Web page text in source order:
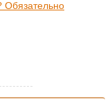
Обязательно